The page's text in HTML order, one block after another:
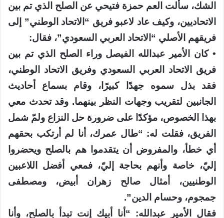
الشك، سألت العم حمزة فتيحي عن الصلح الذي تم بين
الاتحاديين، وكيف عاد لاعبو فريق “الاتحاد الوطني” إلى
فريقهم الأصلي “الاتحاد العربي السعودي”، فقال:
• كان الأمير عبدالله الفيصل وراء الصلح الذي تم بين
فريق الاتحاد العربي السعودي وفريق الاتحاد الوطني،
فقد بذل سموه جهدًا كبيرًا، وقام بسماع أحاديث
الجانبين لتقريب وجهات النظر بينهما. وقد تحدث معي
بهذا الخصوص، مؤكدًا على ضرورة حل النزاع ولمّ شمل
الفريق، فقلت له: “طال عمرك، أنا لم أرتكب بحقهم
أي خطأ، والمفروض أن يتقدموا هم بالصلح ويحضروا
إليّ، خاصة وأنهم بحاجة إليّ، فمعي أفضل اللاعبين
الوطنيين، أمثال صالح زهران أبيض، ومصطفى
جمجوم، وحسام الدين”.
فقال الأمير عبدالله: “أنا أبيك إنت تبدأ بالصلح، وأنا